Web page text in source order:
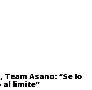
Asano: “Se lo
al limite”